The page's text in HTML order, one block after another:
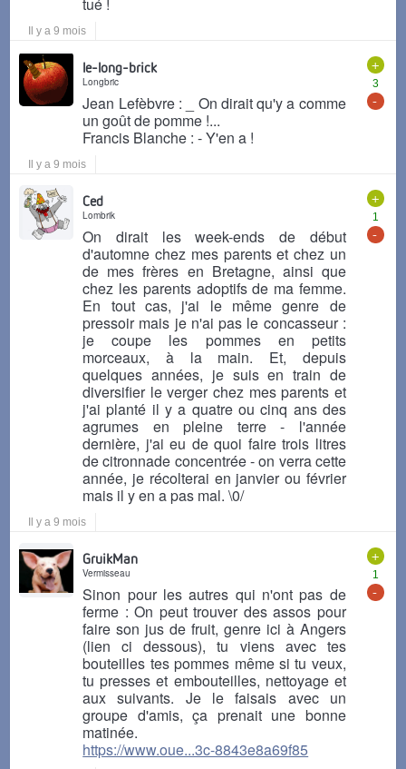
Il y a 9 mois
+
3
-
le-long-brick
Longbric
Jean Lefèbvre : _ On dirait qu'y a comme
un goût de pomme !...
Francis Blanche : - Y'en a !
Il y a 9 mois
+
1
-
Ced
Lombrik
On dirait les week-ends de début
d'automne chez mes parents et chez un
de mes frères en Bretagne, ainsi que
chez les parents adoptifs de ma femme.
En tout cas, j'ai le même genre de
pressoir mais je n'ai pas le concasseur :
je coupe les pommes en petits
morceaux, à la main. Et, depuis
quelques années, je suis en train de
diversifier le verger chez mes parents et
j'ai planté il y a quatre ou cinq ans des
agrumes en pleine terre - l'année
dernière, j'ai eu de quoi faire trois litres
de citronnade concentrée - on verra cette
année, je récolterai en janvier ou février
mais il y en a pas mal. \0/
Il y a 9 mois
+
1
-
GruikMan
Vermisseau
Sinon pour les autres qui n'ont pas de
ferme : On peut trouver des assos pour
faire son jus de fruit, genre ici à Angers
(lien ci dessous), tu viens avec tes
bouteilles tes pommes même si tu veux,
tu presses et embouteilles, nettoyage et
aux suivants. Je le faisais avec un
groupe d'amis, ça prenait une bonne
matinée.
https://www.oue...3c-8843e8a69f85